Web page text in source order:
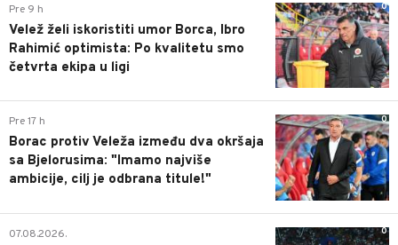
0
Pre 9 h
Velež želi iskoristiti umor Borca, Ibro
Rahimić optimista: Po kvalitetu smo
četvrta ekipa u ligi
0
Pre 17 h
Borac protiv Veleža između dva okršaja
sa Bjelorusima: "Imamo najviše
ambicije, cilj je odbrana titule!"
0
07.08.2026.